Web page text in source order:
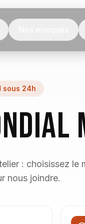
sous 24h
: choisissez le
nous joindre.